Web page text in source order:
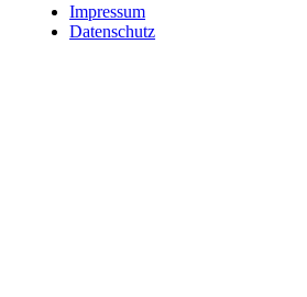
Impressum
Datenschutz